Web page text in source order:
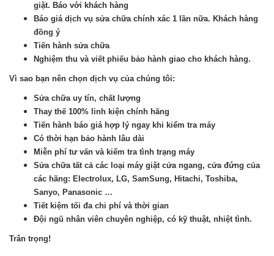
giặt. Báo với khách hàng
Báo giá dịch vụ sửa chữa chính xác 1 lần nữa. Khách hàng
đồng ý
Tiến hành sửa chữa
Nghiệm thu và viết phiếu bảo hành giao cho khách hàng.
Vì sao bạn nên chọn dịch vụ của chúng tôi:
Sửa chữa uy tín, chất lượng
Thay thế 100% linh kiện chính hãng
Tiến hành báo giá hợp lý ngay khi kiểm tra máy
Có thời hạn bảo hành lâu dài
Miễn phí tư vấn và kiểm tra tình trạng máy
Sửa chữa tất cả các loại máy giặt cửa ngang, cửa đứng của
các hãng: Electrolux, LG, SamSung, Hitachi, Toshiba,
Sanyo, Panasonic …
Tiết kiệm tối đa chi phí và thời gian
Đội ngũ nhân viên chuyên nghiệp, có kỹ thuật, nhiệt tình.
Trân trọng!